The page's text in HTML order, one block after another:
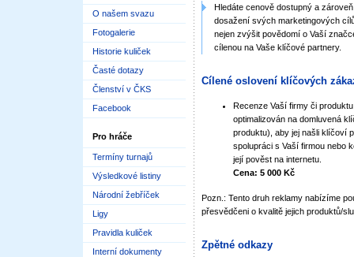
O našem svazu
Fotogalerie
Historie kuliček
Časté dotazy
Členství v ČKS
Facebook
Pro hráče
Termíny turnajů
Výsledkové listiny
Národní žebříček
Ligy
Pravidla kuliček
Interní dokumenty
Hledáte cenově dostupný a
dosažení svých marketingových
nejen zvýšit povědomí o Vaší
cílenou na Vaše klíčové partnery.
Cílené oslovení klíčových
Recenze Vaší firmy či
optimalizován na domluvená
produktu), aby jej našli klíčoví
spolupráci s Vaší firmou nebo
její pověst na internetu.
Cena: 5 000 Kč
Pozn.: Tento druh reklamy nabízíme
přesvědčeni o kvalitě jejich produktů/
Zpětné odkazy